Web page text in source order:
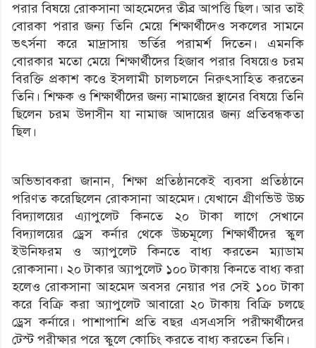
পরার বিষয়ে রোকসানা আহমেদের তীব্র আপত্তি ছিল। আর তাই
বোরকা পরার জন্য তিনি মেয়ে শিক্ষার্থীদেও সকলের সামনে
ভৎর্সনা করে মাদ্রাসায় ভর্তির পরামর্শ দিতেন। এমনকি
বোরকার মতো মেয়ে শিক্ষার্থীদের হিজাব পরার বিষয়েও চরম
বিরক্তি প্রকাশ কওে ইসলামী চালচলনে নিরুৎসাহিত করতেন
তিনি। শিক্ষক ও শিক্ষার্থীদের জন্য নামাজের স্থানের বিষয়ে তিনি
ছিলেন চরম উদাসীন যা নামাজ আদায়ের জন্য প্রতিবন্ধকতা
ছিল।
অভিভাবকরা জানান, শিক্ষা প্রতিষ্ঠানকেই ব্যবসা প্রতিষ্ঠানে
পরিণত করেছিলেন রোকসানা আহমেদ। যেখানে গ্রীণভিউ উচ্চ
বিদ্যালয়ের এ্যাপুলেট কিনতে ২০ টাকা লাগে সেখানে
বিদ্যালয়ের ড্রেস কর্নার থেকে উচ্চমূল্যে শিক্ষার্থীদের স্কুল
ইউনিফরম ও অ্যাপুলেট কিনতে বাধ্য করতেন ম্যাডাম
রোকসানা। ২০ টাকার অ্যাপুলেট ১০০ টাকায় কিনতে বাধ্য করা
হলেও রোকসানা আহমেদ অবসর নেয়ার পর সেই ১০০ টাকা
করে বিক্রি করা অ্যাপুলেট আবারো ২০ টাকায় বিক্রি চলছে
ড্রেস কর্নারে। পাশাপাশি প্রতি বছর এসএসসি পরীক্ষার্থীদের
টেস্ট পরীক্ষার পরে স্কুলে কোচিং করতে বাধ্য করতেন তিনি।